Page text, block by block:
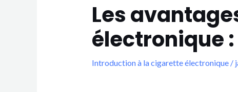
Les
électronique
Introduction à la cigarette électronique/